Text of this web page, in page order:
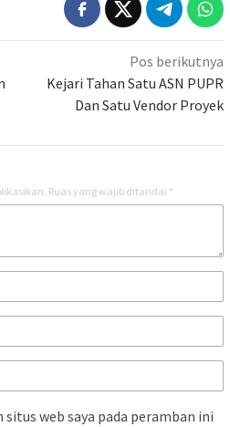
Pos berikutnya
Kejari Tahan Satu ASN PUPR
Dan Satu Vendor Proyek
Ruas yang wajib ditandai *
web saya pada peramban ini